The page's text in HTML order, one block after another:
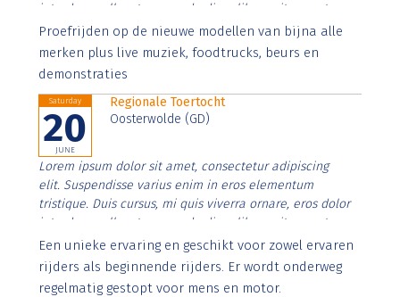
interdum nulla, ut commodo diam libero vitae erat.
Aenean faucibus nibh et justo cursus id rutrum lorem
imperdiet. Nunc ut sem vitae risus tristique posuere.
Proefrijden op de nieuwe modellen van bijna alle
merken plus live muziek, foodtrucks, beurs en
demonstraties
Saturday
20
JUNE
Regionale Toertocht
Oosterwolde (GD)
Lorem ipsum dolor sit amet, consectetur adipiscing
elit. Suspendisse varius enim in eros elementum
tristique. Duis cursus, mi quis viverra ornare, eros dolor
interdum nulla, ut commodo diam libero vitae erat.
Aenean faucibus nibh et justo cursus id rutrum lorem
imperdiet. Nunc ut sem vitae risus tristique posuere.
Een unieke ervaring en geschikt voor zowel ervaren
rijders als beginnende rijders. Er wordt onderweg
regelmatig gestopt voor mens en motor.